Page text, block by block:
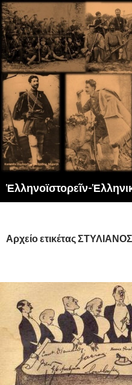
Ἑλληνοϊστορεῖν-
Αρχείο ετικέτας